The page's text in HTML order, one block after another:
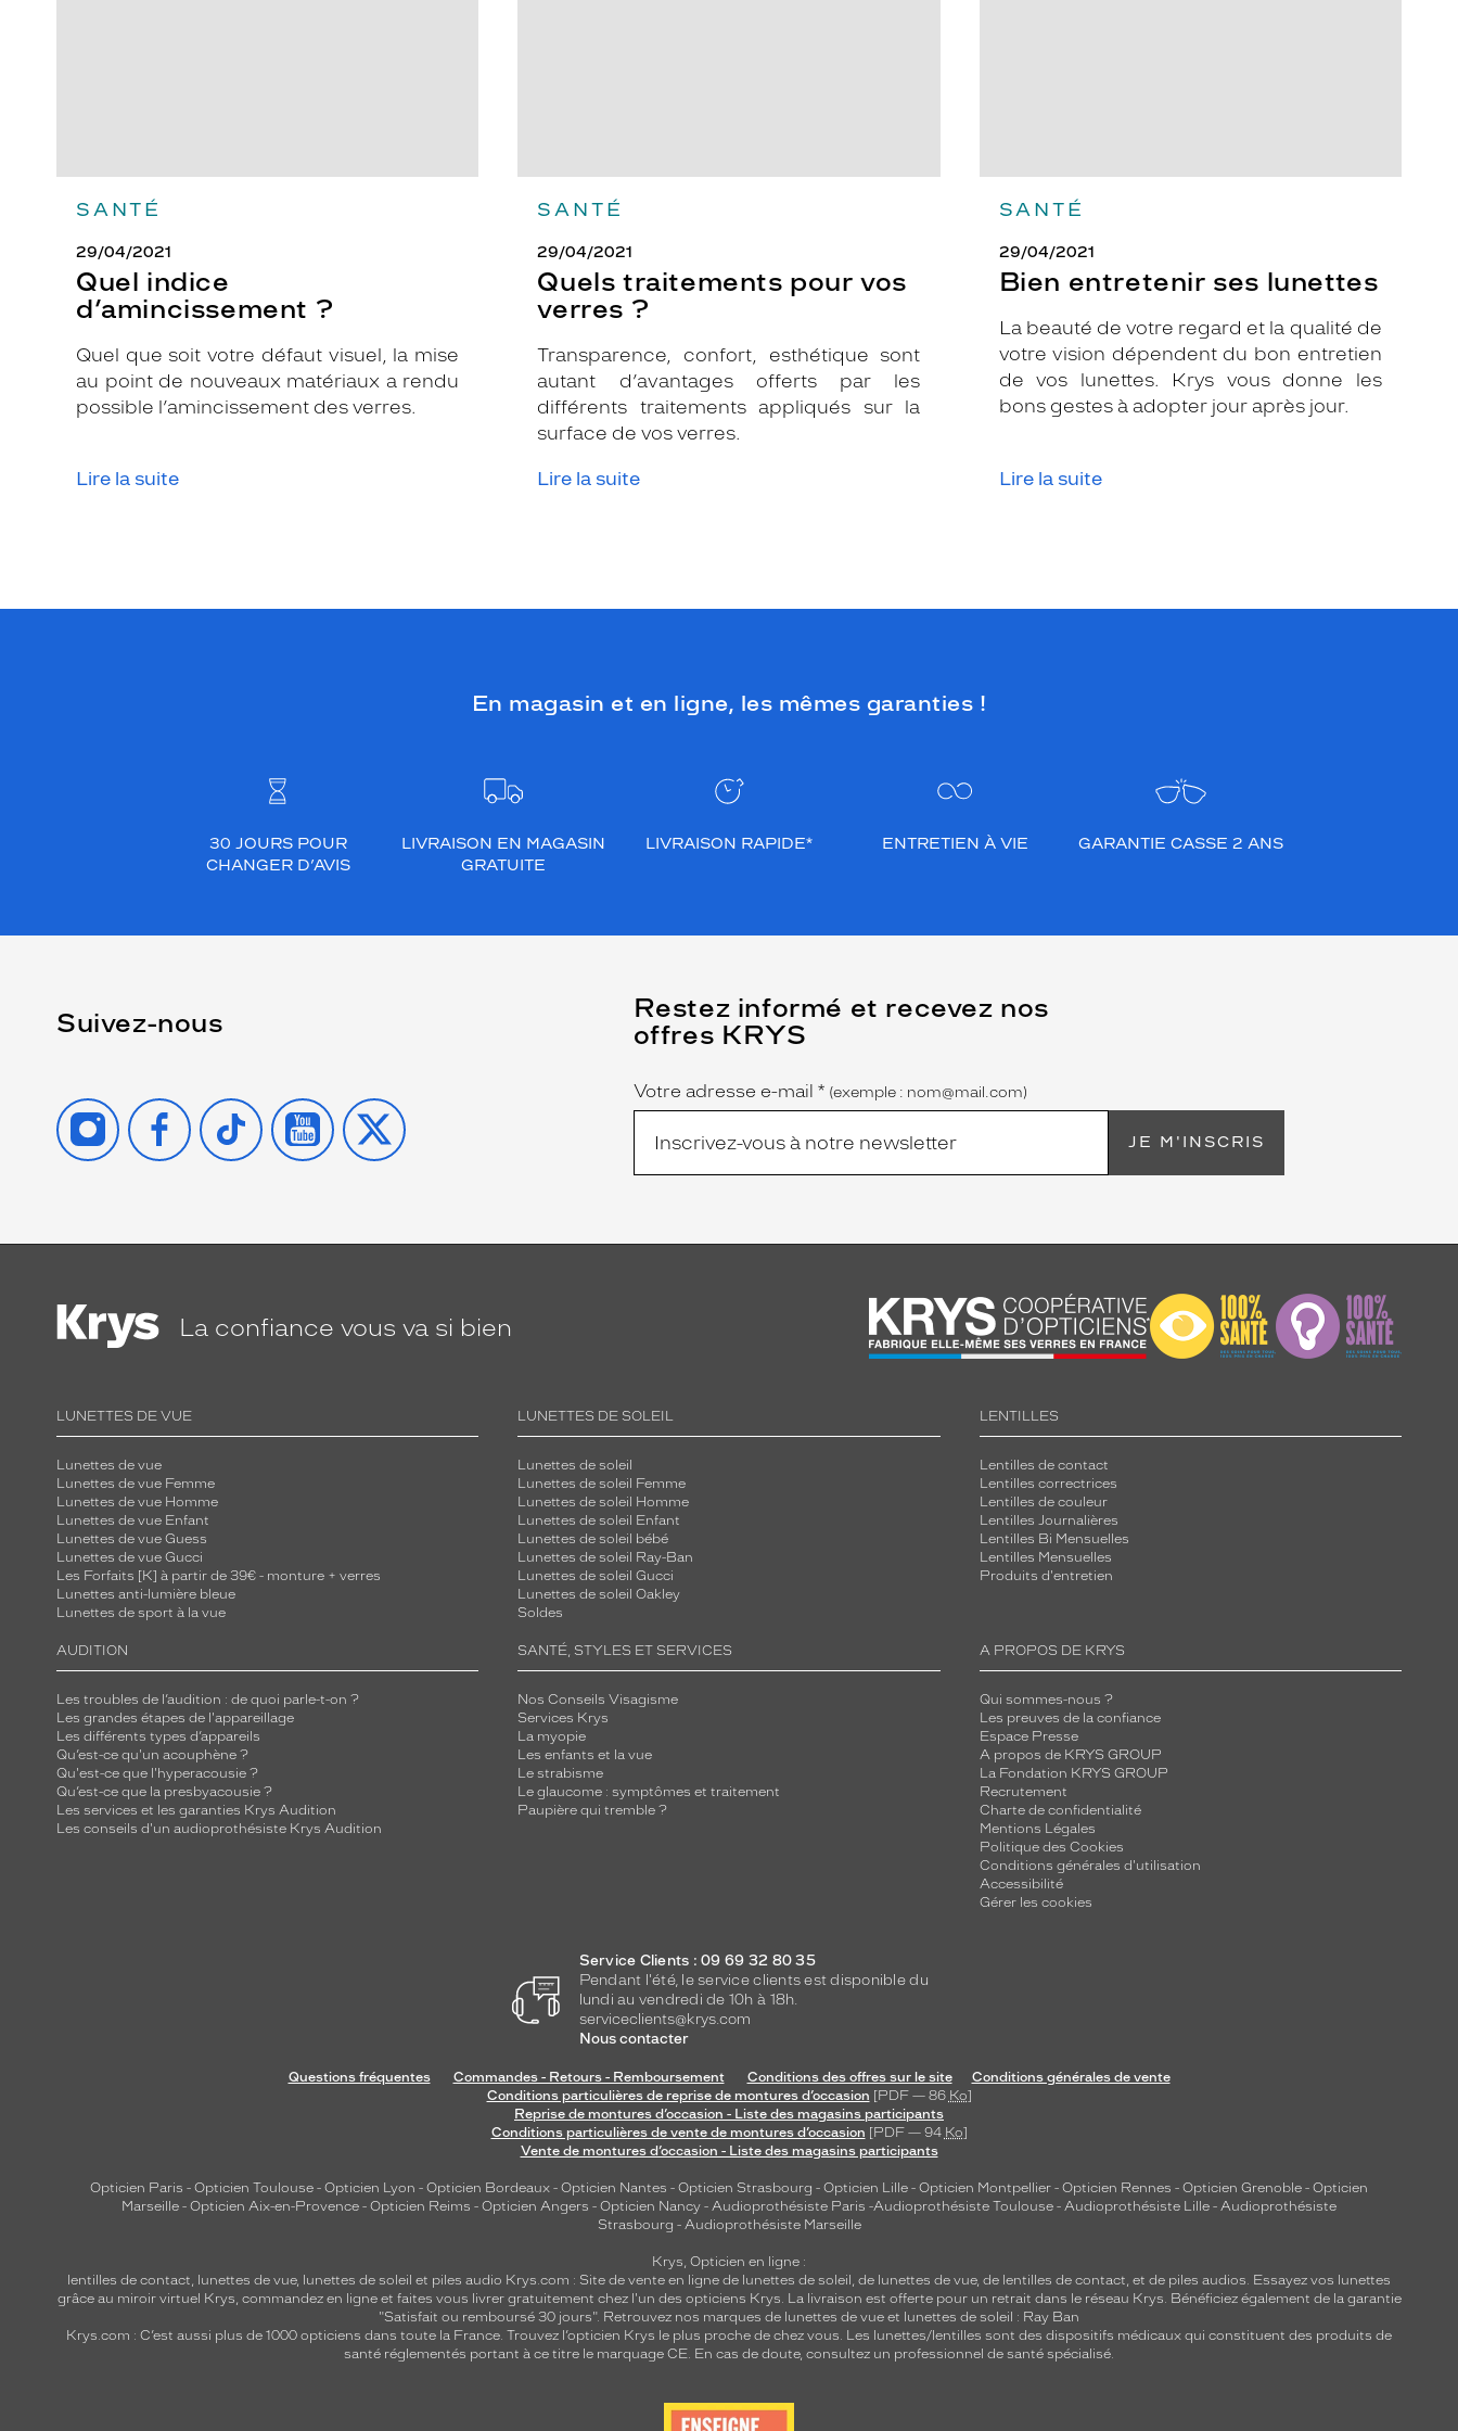
SANTÉ
29/04/2021
Quel indice
d’amincissement ?
Quel que soit votre défaut visuel, la mise
au point de nouveaux matériaux a rendu
possible l’amincissement des verres.
Lire la suite
SANTÉ
29/04/2021
Quels traitements pour vos
verres ?
Transparence, confort, esthétique sont
autant d’avantages offerts par les
différents traitements appliqués sur la
surface de vos verres.
Lire la suite
SANTÉ
29/04/2021
Bien entretenir ses lunettes
La beauté de votre regard et la qualité de
votre vision dépendent du bon entretien
de vos lunettes. Krys vous donne les
bons gestes à adopter jour après jour.
Lire la suite
En magasin et en ligne, les mêmes garanties !
30 JOURS POUR
CHANGER D’AVIS
LIVRAISON EN MAGASIN
GRATUITE
LIVRAISON RAPIDE* ENTRETIEN À VIE GARANTIE CASSE 2 ANS
Suivez-nous
INSTAGRAMFACEBOOK
TIKTOK YOUTUBE
X
Restez informé et recevez nos
offres KRYS
Name
Votre adresse e-mail *
(Ce
champ
est
obligatoire)
(exemple : nom@mail.com)
JE M'INSCRIS
La confiance vous va si bien
LUNETTES DE VUE
Lunettes de vue
Lunettes de vue Femme
Lunettes de vue Homme
Lunettes de vue Enfant
Lunettes de vue Guess
Lunettes de vue Gucci
Les Forfaits [K] à partir de 39€ - monture + verres
Lunettes anti-lumière bleue
Lunettes de sport à la vue
LUNETTES DE SOLEIL
Lunettes de soleil
Lunettes de soleil Femme
Lunettes de soleil Homme
Lunettes de soleil Enfant
Lunettes de soleil bébé
Lunettes de soleil Ray-Ban
Lunettes de soleil Gucci
Lunettes de soleil Oakley
Soldes
LENTILLES
Lentilles de contact
Lentilles correctrices
Lentilles de couleur
Lentilles Journalières
Lentilles Bi Mensuelles
Lentilles Mensuelles
Produits d'entretien
AUDITION
Les troubles de l’audition : de quoi parle-t-on ?
Les grandes étapes de l'appareillage
Les différents types d’appareils
Qu’est-ce qu'un acouphène ?
Qu'est-ce que l'hyperacousie ?
Qu’est-ce que la presbyacousie ?
Les services et les garanties Krys Audition
Les conseils d'un audioprothésiste Krys Audition
SANTÉ, STYLES ET SERVICES
Nos Conseils Visagisme
Services Krys
La myopie
Les enfants et la vue
Le strabisme
Le glaucome : symptômes et traitement
Paupière qui tremble ?
A PROPOS DE KRYS
Qui sommes-nous ?
Les preuves de la confiance
Espace Presse
A propos de KRYS GROUP
La Fondation KRYS GROUP
Recrutement
Charte de confidentialité
Mentions Légales
Politique des Cookies
Conditions générales d'utilisation
Accessibilité
Gérer les cookies
Service Clients : 09 69 32 80 35
Pendant l'été, le service clients est disponible du
lundi au vendredi de 10h à 18h.
serviceclients@krys.com
Nous contacter
Questions fréquentes Commandes - Retours - Remboursement Conditions des offres sur le site
Conditions générales de vente
Conditions particulières de reprise de montures d’occasion [PDF — 86 Ko]
Reprise de montures d’occasion - Liste des magasins participants
Conditions particulières de vente de montures d’occasion [PDF — 94 Ko]
Vente de montures d’occasion - Liste des magasins participants
Opticien Paris - Opticien Toulouse - Opticien Lyon - Opticien Bordeaux - Opticien Nantes - Opticien Strasbourg - Opticien Lille - Opticien Montpellier - Opticien Rennes - Opticien Grenoble - Opticien
Marseille - Opticien Aix-en-Provence - Opticien Reims - Opticien Angers - Opticien Nancy - Audioprothésiste Paris -Audioprothésiste Toulouse - Audioprothésiste Lille - Audioprothésiste
Strasbourg - Audioprothésiste Marseille
Krys, Opticien en ligne :
lentilles de contact, lunettes de vue, lunettes de soleil et piles audio Krys.com : Site de vente en ligne de lunettes de soleil, de lunettes de vue, de lentilles de contact, et de piles audios. Essayez vos lunettes
grâce au miroir virtuel Krys, commandez en ligne et faites vous livrer gratuitement chez l'un des opticiens Krys. La livraison est offerte pour un retrait dans le réseau Krys. Bénéficiez également de la garantie
"Satisfait ou remboursé 30 jours". Retrouvez nos marques de lunettes de vue et lunettes de soleil : Ray Ban
Krys.com : C’est aussi plus de 1000 opticiens dans toute la France. Trouvez l’opticien Krys le plus proche de chez vous. Les lunettes/lentilles sont des dispositifs médicaux qui constituent des produits de
santé réglementés portant à ce titre le marquage CE. En cas de doute, consultez un professionnel de santé spécialisé.